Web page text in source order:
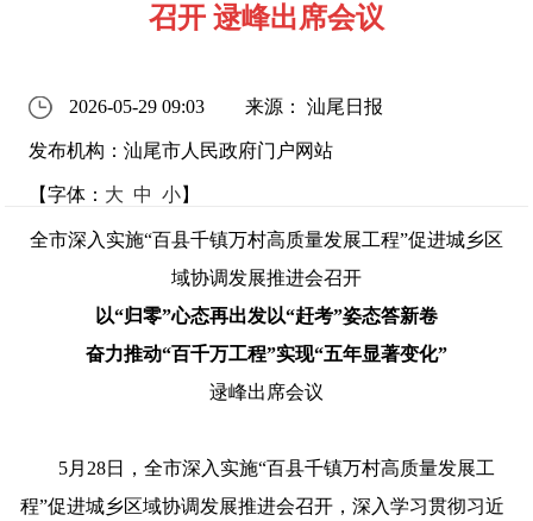
召开 逯峰出席会议
2026-05-29 09:03 来源： 汕尾日报
发布机构：汕尾市人民政府门户网站
【字体： 大 中 小】
全市深入实施“百县千镇万村高质量发展工程”促进城乡区
域协调发展推进会召开
以“归零”心态再出发以“赶考”姿态答新卷
奋力推动“百千万工程”实现“五年显著变化”
逯峰出席会议
5月 28日，全市深入实施“百县千镇万村高质量发展工
程”促进城乡区域协调发展推进会召开，深入学习贯彻习近